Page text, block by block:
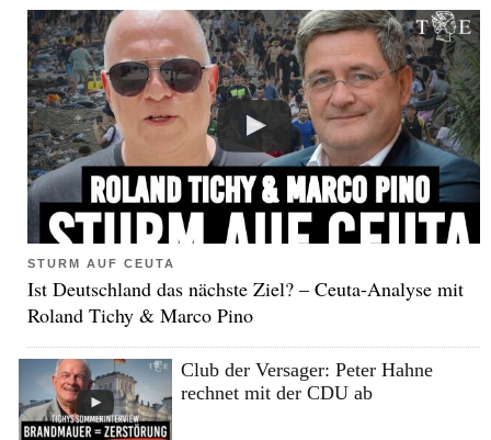
STURM AUF CEUTA
Ist Deutschland das nächste Ziel? – Ceuta-Analyse mit
Roland Tichy & Marco Pino
Club der Versager: Peter Hahne
rechnet mit der CDU ab